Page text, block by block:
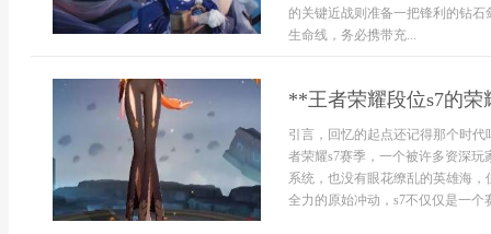
的关键近战则准备一把锋利的钻
生命线，务必携带充...
**王者荣耀段位s7的
引言，回忆的起点还记得那个时
者荣耀s7赛季，一个被许多资深
系统，也没有眼花缭乱的英雄海
全力的原始冲动，s7不仅仅是一